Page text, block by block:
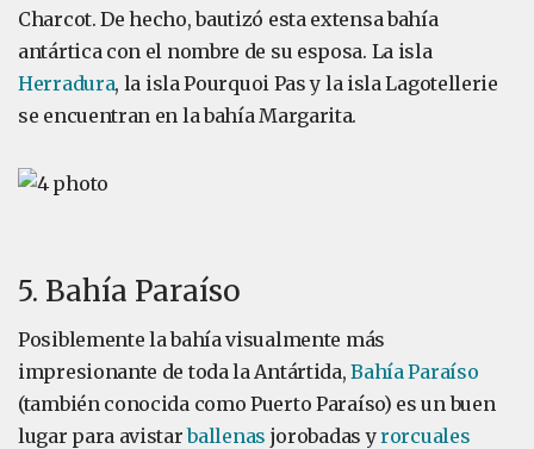
Charcot. De hecho, bautizó esta extensa bahía
antártica con el nombre de su esposa. La isla
Herradura, la isla Pourquoi Pas y la isla Lagotellerie
se encuentran en la bahía Margarita.
5. Bahía Paraíso
Posiblemente la bahía visualmente más
impresionante de toda la Antártida,Bahía Paraíso
(también conocida como Puerto Paraíso) es un buen
lugar para avistarballenas jorobadas yrorcuales